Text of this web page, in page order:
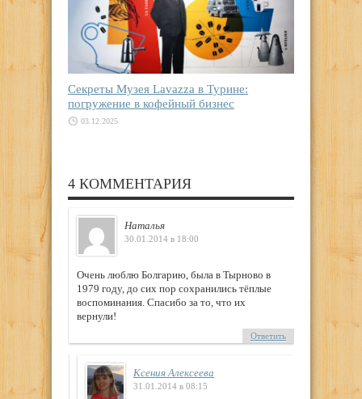
Секреты Музея Lavazza в Турине:
погружение в кофейный бизнес
03.12.2025
4 КОММЕНТАРИЯ
Наталья
30.01.2014 в 18:00
Очень люблю Болгарию, была в Тырново в
1979 году, до сих пор сохранились тёплые
воспоминания. Спасибо за то, что их
вернули!
Ответить
Ксения Алексеева
31.01.2014 в 08:15